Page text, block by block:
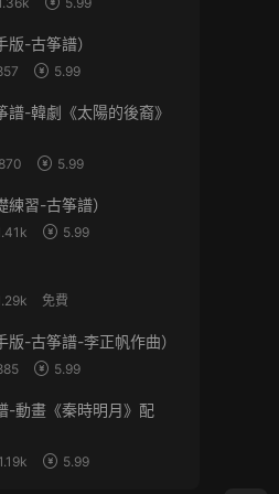
-古筝譜）
5.99
譜-韓劇《太陽的後裔》
870 5.99
習-古筝譜）
5.99
免費
版-古筝譜-李正帆作曲）
5.99
-動畫《秦時明月》配
1.19k 5.99